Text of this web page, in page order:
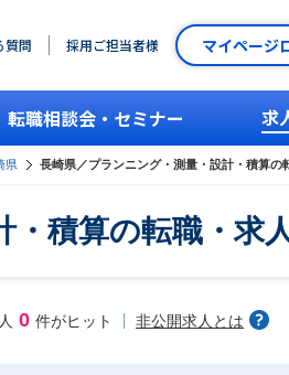
質問 採用ご担当者様 マイページ
転職相談会・セミナー 求
県 長崎県／プランニング・測量・設計・積算の
積算の転職・求
0 件がヒット 非公開求人とは